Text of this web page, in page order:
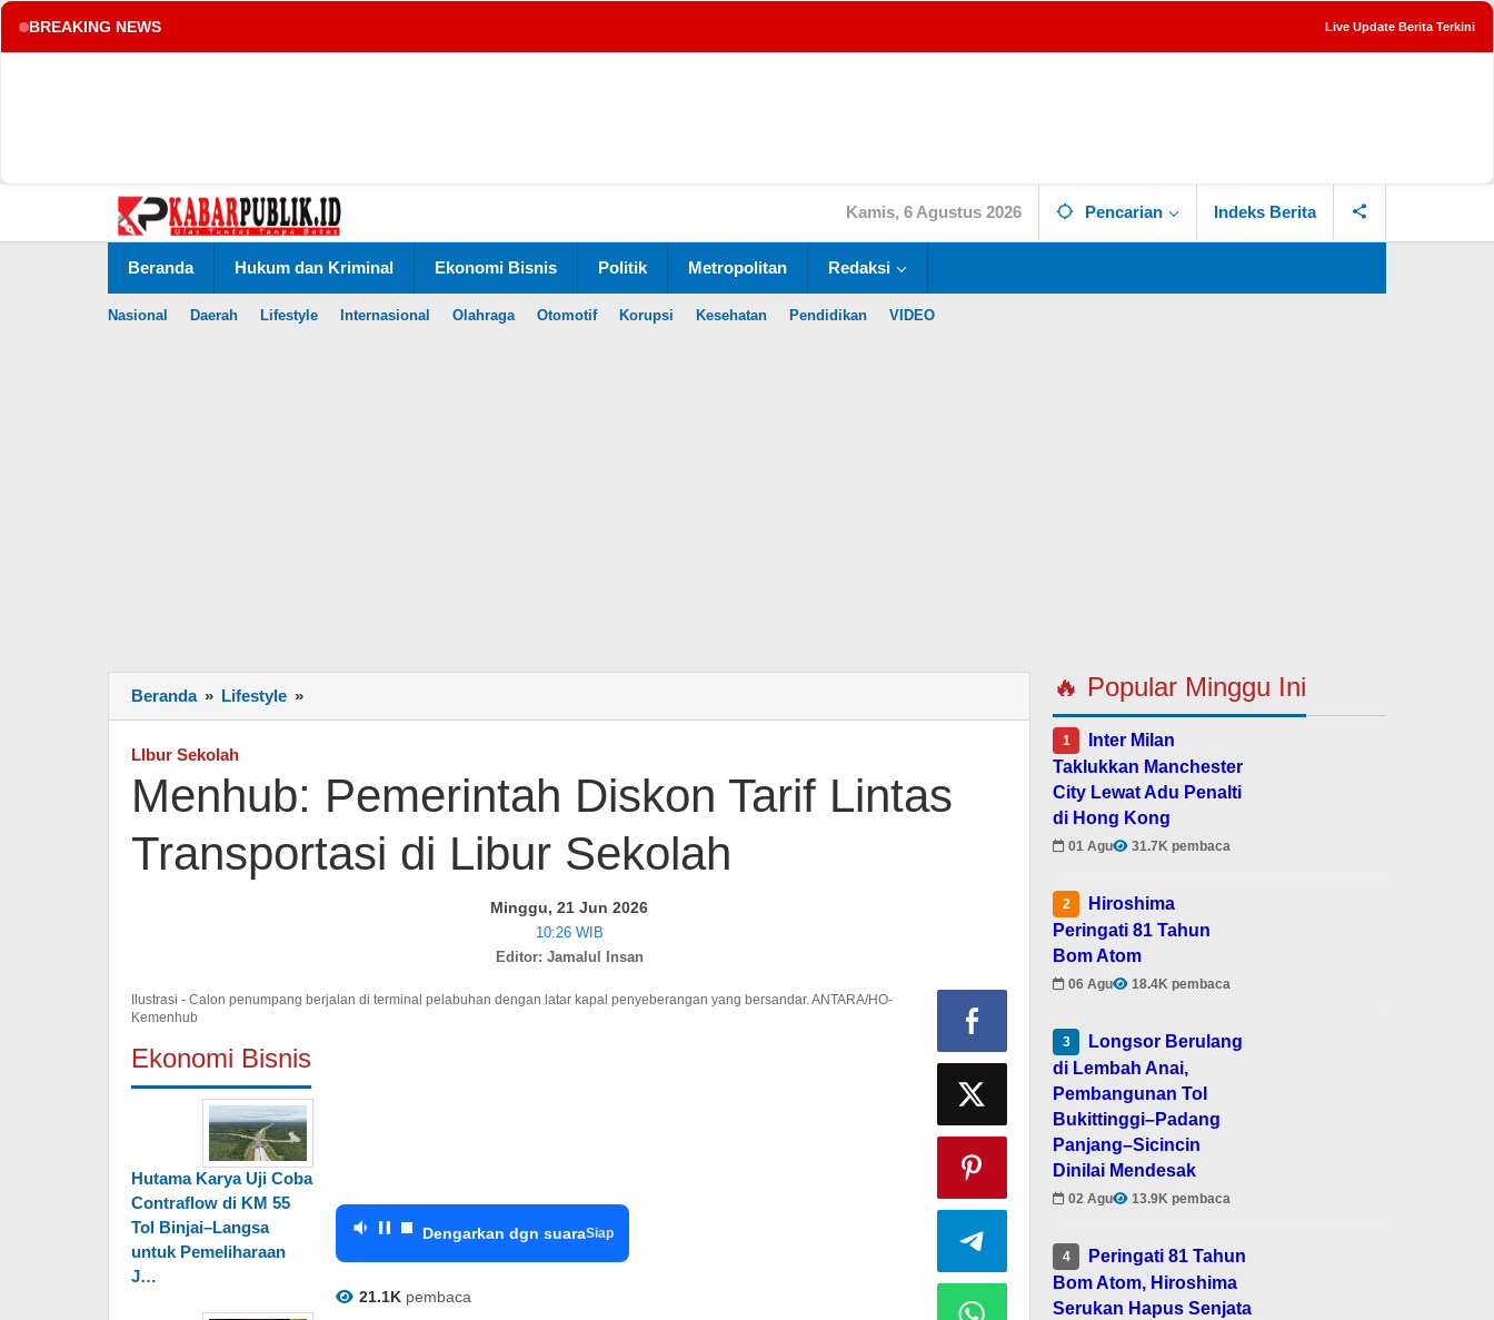
BREAKING NEWS Live Update Berita Terkini
konten
Kamis, 6 Agustus 2026 Pencarian Indeks Berita
Beranda Hukum dan Kriminal Ekonomi Bisnis Politik Metropolitan Redaksi
Nasional Daerah Lifestyle Internasional Olahraga Otomotif Korupsi Kesehatan Pendidikan VIDEO
Beranda » Lifestyle »
Pemerintah
Lintas
Transportasi
di
Libur
LIbur Sekolah
Menhub: Pemerintah Diskon Tarif Lintas
Transportasi di Libur Sekolah
Minggu, 21 Jun 2026
10:26 WIB
Editor: Jamalul Insan
Ilustrasi - Calon penumpang berjalan di terminal pelabuhan dengan latar kapal penyeberangan yang bersandar. ANTARA/HO-
Kemenhub
Ekonomi Bisnis
Hutama Karya Uji Coba
Contraflow di KM 55
Tol Binjai–Langsa
untuk Pemeliharaan
J…
Dengarkan dgn suaraSiap
21.1Kpembaca
🔥 Popular Minggu Ini
1
Inter Milan
Taklukkan Manchester
City Lewat Adu Penalti
di Hong Kong
01 Agu 31.7K pembaca
2
Hiroshima
Peringati 81 Tahun
Bom Atom
06 Agu 18.4K pembaca
3
Longsor Berulang
di Lembah Anai,
Pembangunan Tol
Bukittinggi–Padang
Panjang–Sicincin
Dinilai Mendesak
02 Agu 13.9K pembaca
4
Peringati 81 Tahun
Bom Atom, Hiroshima
Serukan Hapus Senjata